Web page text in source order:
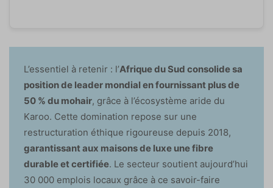
L’essentiel à retenir : l’Afrique du Sud consolide sa
position de leader mondial en fournissant plus de
50 % du mohair, grâce à l’écosystème aride du
Karoo. Cette domination repose sur une
restructuration éthique rigoureuse depuis 2018,
garantissant aux maisons de luxe une fibre
durable et certifiée. Le secteur soutient aujourd’hui
30 000 emplois locaux grâce à ce savoir-faire